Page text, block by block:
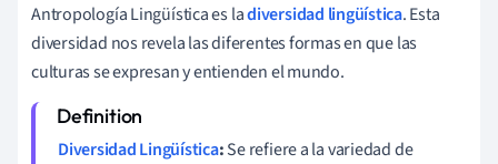
Antropología Lingüística es ladiversidad lingüística. Esta
diversidad nos revela las diferentes formas en que las
culturas se expresan y entienden el mundo.
Diversidad Lingüística:Se refiere a la variedad de